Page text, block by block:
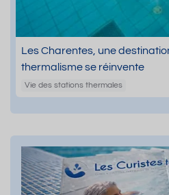
Les Charentes, une
thermalisme se réinvente
Vie des stations thermales